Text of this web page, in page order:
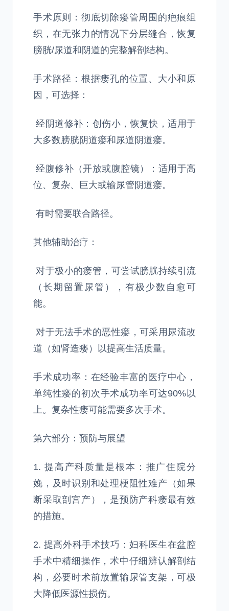
手术原则：彻底切除瘘管周围的疤痕组
织，在无张力的情况下分层缝合，恢复
膀胱/尿道和阴道的完整解剖结构。
手术路径：根据瘘孔的位置、大小和原
因，可选择：
经阴道修补：创伤小，恢复快，适用于
大多数膀胱阴道瘘和尿道阴道瘘。
经腹修补（开放或腹腔镜）：适用于高
位、复杂、巨大或输尿管阴道瘘。
有时需要联合路径。
其他辅助治疗：
对于极小的瘘管，可尝试膀胱持续引流
（长期留置尿管），有极少数自愈可
能。
对于无法手术的恶性瘘，可采用尿流改
道（如肾造瘘）以提高生活质量。
手术成功率：在经验丰富的医疗中心，
单纯性瘘的初次手术成功率可达90%以
上。复杂性瘘可能需要多次手术。
第六部分：预防与展望
1. 提高产科质量是根本：推广住院分
娩，及时识别和处理梗阻性难产（如果
断采取剖宫产），是预防产科瘘最有效
的措施。
2. 提高外科手术技巧：妇科医生在盆腔
手术中精细操作，术中仔细辨认解剖结
构，必要时术前放置输尿管支架，可极
大降低医源性损伤。